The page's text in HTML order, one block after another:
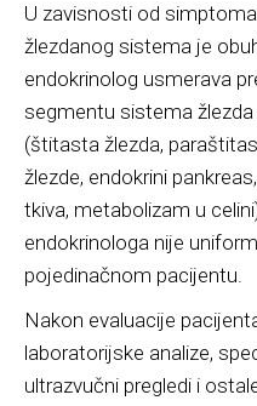
U zavisnosti od
žlezdanog sistema je
endokrinolog usmerava
segmentu sistema
(štitasta žlezda,
žlezde, endokrini
tkiva, metabolizam u
endokrinologa nije
pojedinačnom pacijentu.
Nakon evaluacije
laboratorijske analize,
ultrazvučni pregledi i